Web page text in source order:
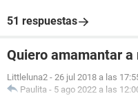
51 respuestas
Quiero amamantar a
Littleluna2 - 26 jul 2018 a las
Paulita - 5 ago 2022 a las